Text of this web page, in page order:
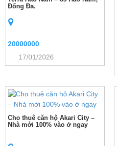
Đống Đa.
20000000
17/01/2026
Cho thuê căn hộ Akari City –
Nhà mới 100% vào ở ngay